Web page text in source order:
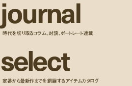
journal
時代を切り取るコラム、対談、ポートレート連載
select
定番から最新作までを網羅するアイテムカタログ